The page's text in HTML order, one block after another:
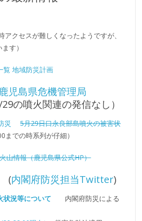
アクセスが難しくなったようですが、
す）
覧地域防災計画
児島県危機管理局
29の噴火関連の発信なし）
災
5月29日口永良部島噴火の被害状
までの時系列が仔細）
山情報（鹿児島県公式HP）
(内閣府防災担当Twitter)
状況等について
内閣府防災による